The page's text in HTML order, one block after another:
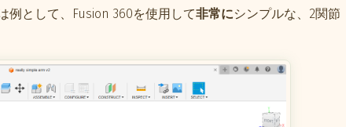
例として、Fusion 360を使用して非常にシンプルな、2関節